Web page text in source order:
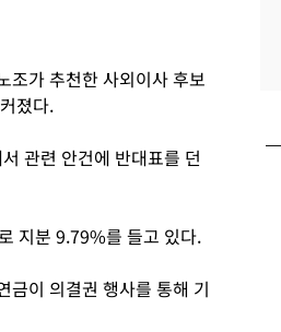
조가 추천한 사외이사 후보
졌다.
관련 안건에 반대표를 던
지분 9.79%를 들고 있다.
금이 의결권 행사를 통해 기